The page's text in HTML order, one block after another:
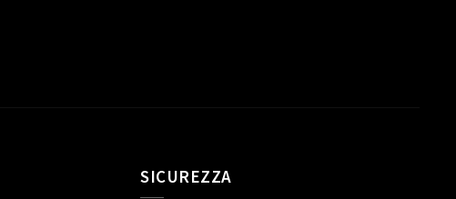
SICUREZZA